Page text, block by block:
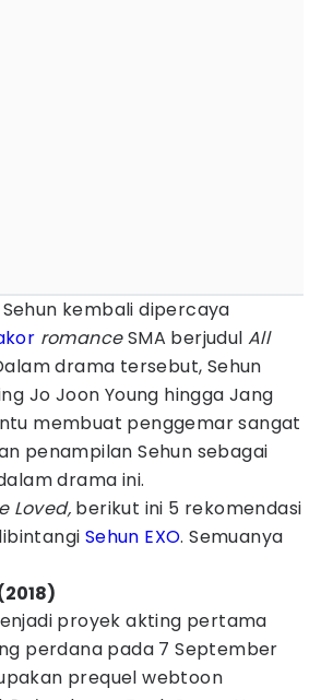
Sehun kembali dipercaya
romanceSMA berjudulAll
drama tersebut, Sehun
Jo Joon Young hingga Jang
membuat penggemar sangat
penampilan Sehun sebagai
drama ini.
Loved, berikut ini 5 rekomendasi
Sehun EXO. Semuanya
proyek akting pertama
perdana pada 7 September
prequel webtoon